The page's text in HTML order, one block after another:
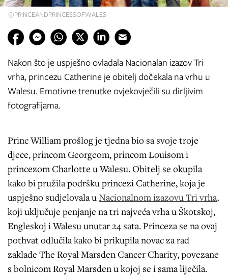
@PRINCEANDPRINCESSOFWALES
Nakon što je uspješno ovladala Nacionalan izazov Tri
vrha, princezu Catherine je obitelj dočekala na vrhu u
Walesu. Emotivne trenutke ovjekovječili su dirljivim
fotografijama.
Princ William prošlog je tjedna bio sa svoje troje
djece, princom Georgeom, princom Louisom i
princezom Charlotte u Walesu. Obitelj se okupila
kako bi pružila podršku princezi Catherine, koja je
uspješno sudjelovala uNacionalnom izazovu Tri vrha,
koji uključuje penjanje na tri najveća vrha u Škotskoj,
Engleskoj i Walesu unutar 24 sata. Princeza se na ovaj
pothvat odlučila kako bi prikupila novac za rad
zaklade The Royal Marsden Cancer Charity, povezane
s bolnicom Royal Marsden u kojoj se i sama liječila.